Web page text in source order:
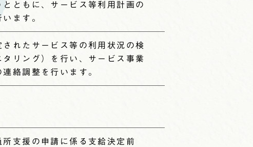
とともに、サービス等利用計画の
ます。
されたサービス等の利用状況の検
タリング）を行い、サービス事業
連絡調整を行います。
所支援の申請に係る支給決定前